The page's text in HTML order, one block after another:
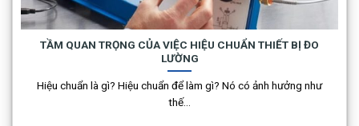
TẦM QUAN TRỌNG CỦA VIỆC HIỆU CHUẨN THIẾT BỊ ĐO
LƯỜNG
Hiệu chuẩn là gì? Hiệu chuẩn để làm gì? Nó có ảnh hưởng như
thế...